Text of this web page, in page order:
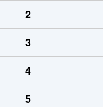
2
3
4
5